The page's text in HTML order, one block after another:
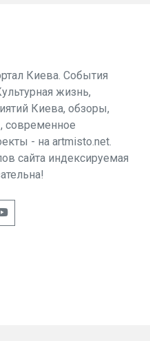
Киева. События
жизнь,
Киева, обзоры,
современное
- на artmisto.net.
сайта индексируемая